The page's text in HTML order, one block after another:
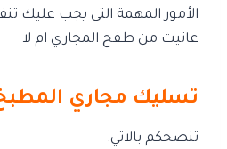
الأمور المهمة التى يجب عليك
عانيت من طفح المجاري ام لا
تسليك مجاري
تنصحكم بالاتي: